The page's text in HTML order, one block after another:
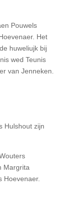
Pouwels
Het
huweliujk bij
wed Teunis
van Jenneken.
Hulshout zijn
Margrita
Hoevenaer.